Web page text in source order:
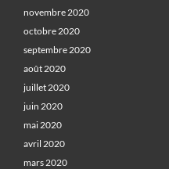
novembre 2020
octobre 2020
septembre 2020
août 2020
juillet 2020
juin 2020
mai 2020
avril 2020
mars 2020